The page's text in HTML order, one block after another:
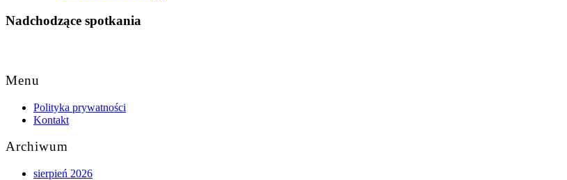
Nadchodzące spotkania
Top
Menu
Polityka prywatności
Kontakt
Archiwum
sierpień 2026